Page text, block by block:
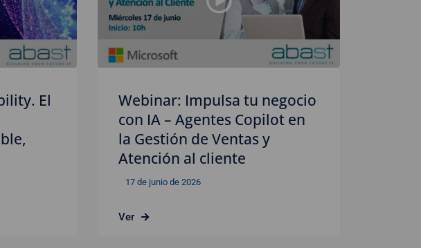
El
Webinar: Impulsa tu negocio
con IA – Agentes Copilot en
la Gestión de Ventas y
Atención al cliente
17 de junio de 2026
Ver